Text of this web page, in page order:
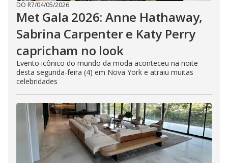
DO R7/04/05/2026
Met Gala 2026: Anne Hathaway,
Sabrina Carpenter e Katy Perry
capricham no look
Evento icônico do mundo da moda aconteceu na noite
desta segunda-feira (4) em Nova York e atraiu muitas
celebridades